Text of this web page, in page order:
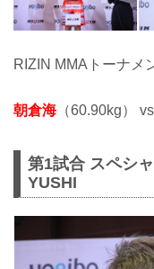
RIZIN MMAトーナメ
朝倉海（60.90kg）
第1試合 スペシ
YUSHI